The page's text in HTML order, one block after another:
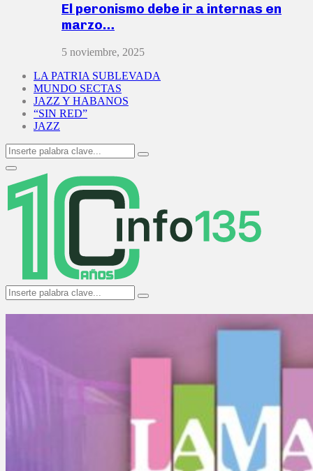
El peronismo debe ir a internas en
marzo…
5 noviembre, 2025
LA PATRIA SUBLEVADA
MUNDO SECTAS
JAZZ Y HABANOS
“SIN RED”
JAZZ
Search
for:
Search
Primary
Menu
Search
for:
Search